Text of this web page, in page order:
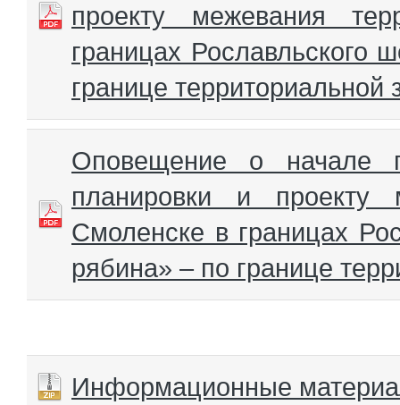
проекту межевания
границах
границе территориальной
Оповещение о начале
планировки и проекту
Смоленске в границах
рябина» – по границе
Информационные